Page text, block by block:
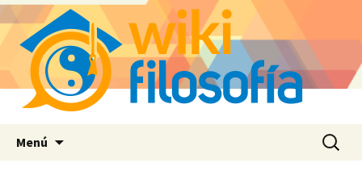
Menú Buscar: